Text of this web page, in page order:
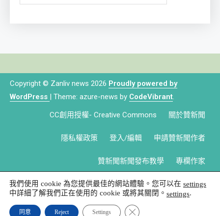
Copyright © Zanliv news 2026 Proudly powered by
WordPress | Theme: azure-news by CodeVibrant.
CC創用授權- Creative Commons 關於贊新聞
隱私權政策 登入/編輯 申請贊新聞作者
贊新聞新聞發布教學 專欄作家
我們使用 cookie 為您提供最佳的網站體驗。您可以在 settings
中詳細了解我們正在使用的 cookie 或將其關閉。 settings.
同意 Reject Settings Close GDPR Cookie Banner